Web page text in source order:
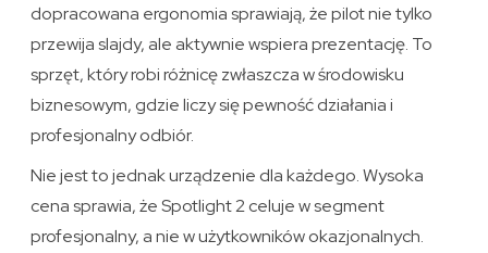
dopracowana ergonomia sprawiają, że pilot nie tylko
przewija slajdy, ale aktywnie wspiera prezentację. To
sprzęt, który robi różnicę zwłaszcza w środowisku
biznesowym, gdzie liczy się pewność działania i
profesjonalny odbiór.
Nie jest to jednak urządzenie dla każdego. Wysoka
cena sprawia, że Spotlight 2 celuje w segment
profesjonalny, a nie w użytkowników okazjonalnych.